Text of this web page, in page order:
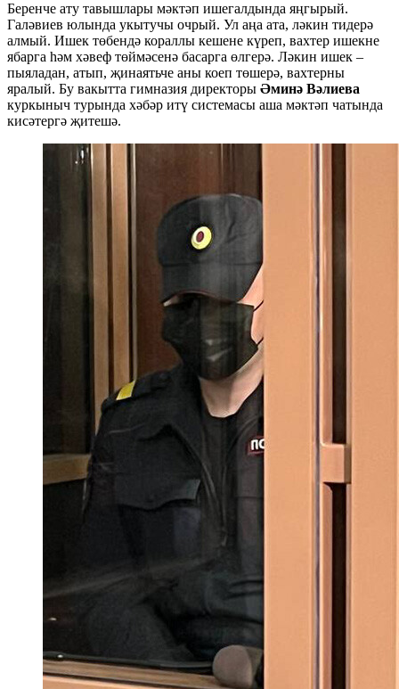
Беренче ату тавышлары мәктәп ишегалдында яңгырый.
Галәвиев юлында укытучы очрый. Ул аңа ата, ләкин тидерә
алмый. Ишек төбендә кораллы кешене күреп, вахтер ишекне
ябарга һәм хәвеф төймәсенә басарга өлгерә. Ләкин ишек –
пыяладан, атып, җинаятьче аны коеп төшерә, вахтерны
яралый. Бу вакытта гимназия директоры Әминә Вәлиева
куркыныч турында хәбәр итү системасы аша мәктәп чатында
кисәтергә җитешә.